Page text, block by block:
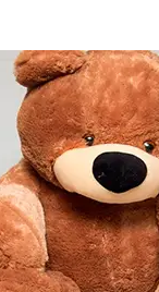
Білий,
кольори